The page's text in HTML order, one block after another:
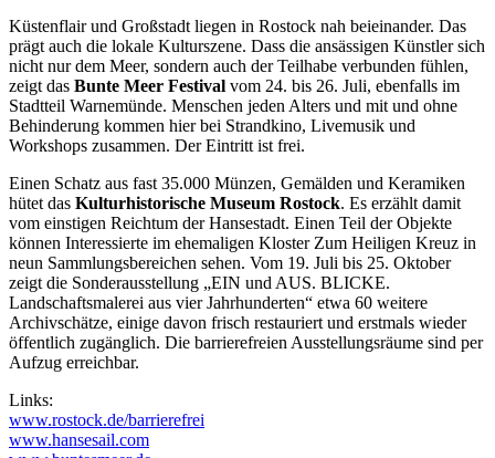
Küstenflair und Großstadt liegen in Rostock nah beieinander. Das
prägt auch die lokale Kulturszene. Dass die ansässigen Künstler sich
nicht nur dem Meer, sondern auch der Teilhabe verbunden fühlen,
zeigt das Bunte Meer Festival vom 24. bis 26. Juli, ebenfalls im
Stadtteil Warnemünde. Menschen jeden Alters und mit und ohne
Behinderung kommen hier bei Strandkino, Livemusik und
Workshops zusammen. Der Eintritt ist frei.
Einen Schatz aus fast 35.000 Münzen, Gemälden und Keramiken
hütet das Kulturhistorische Museum Rostock. Es erzählt damit
vom einstigen Reichtum der Hansestadt. Einen Teil der Objekte
können Interessierte im ehemaligen Kloster Zum Heiligen Kreuz in
neun Sammlungsbereichen sehen. Vom 19. Juli bis 25. Oktober
zeigt die Sonderausstellung „EIN und AUS. BLICKE.
Landschaftsmalerei aus vier Jahrhunderten“ etwa 60 weitere
Archivschätze, einige davon frisch restauriert und erstmals wieder
öffentlich zugänglich. Die barrierefreien Ausstellungsräume sind per
Aufzug erreichbar.
Links:
www.rostock.de/barrierefrei
www.hansesail.com